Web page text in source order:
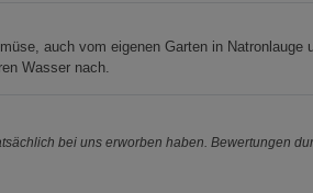
auch vom eigenen Garten in Natronlauge
Wasser nach.
bei uns erworben haben. Bewertungen